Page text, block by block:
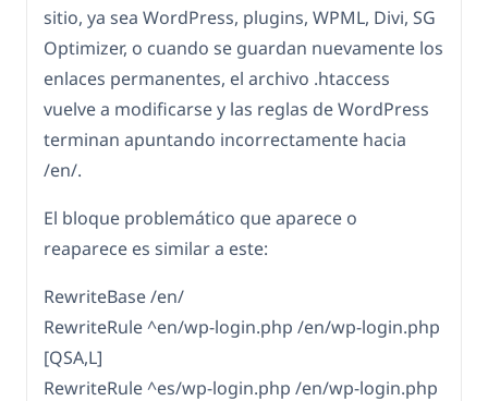
sitio, ya sea WordPress, plugins, WPML, Divi, SG
Optimizer, o cuando se guardan nuevamente los
enlaces permanentes, el archivo .htaccess
vuelve a modificarse y las reglas de WordPress
terminan apuntando incorrectamente hacia
/en/.
El bloque problemático que aparece o
reaparece es similar a este:
RewriteBase /en/
RewriteRule ^en/wp-login.php /en/wp-login.php
[QSA,L]
RewriteRule ^es/wp-login.php /en/wp-login.php